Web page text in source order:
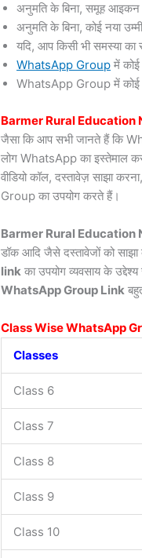
अनुमति के बिना, समूह
अनुमति के बिना, कोई नया
यदि, आप किसी भी समस्या
WhatsApp Group में कोई
WhatsApp Group में कोई भी
Barmer Rural Education
जैसा कि आप सभी जानते हैं कि
लोग WhatsApp का इस्तेमाल
वीडियो कॉल, दस्तावेज़ साझा
Group का उपयोग करते हैं।
Barmer Rural Education
डॉक आदि जैसे दस्तावेजों को
link का उपयोग व्यवसाय के
WhatsApp Group Link
Class Wise WhatsApp
Classes
Class 6
Class 7
Class 8
Class 9
Class 10